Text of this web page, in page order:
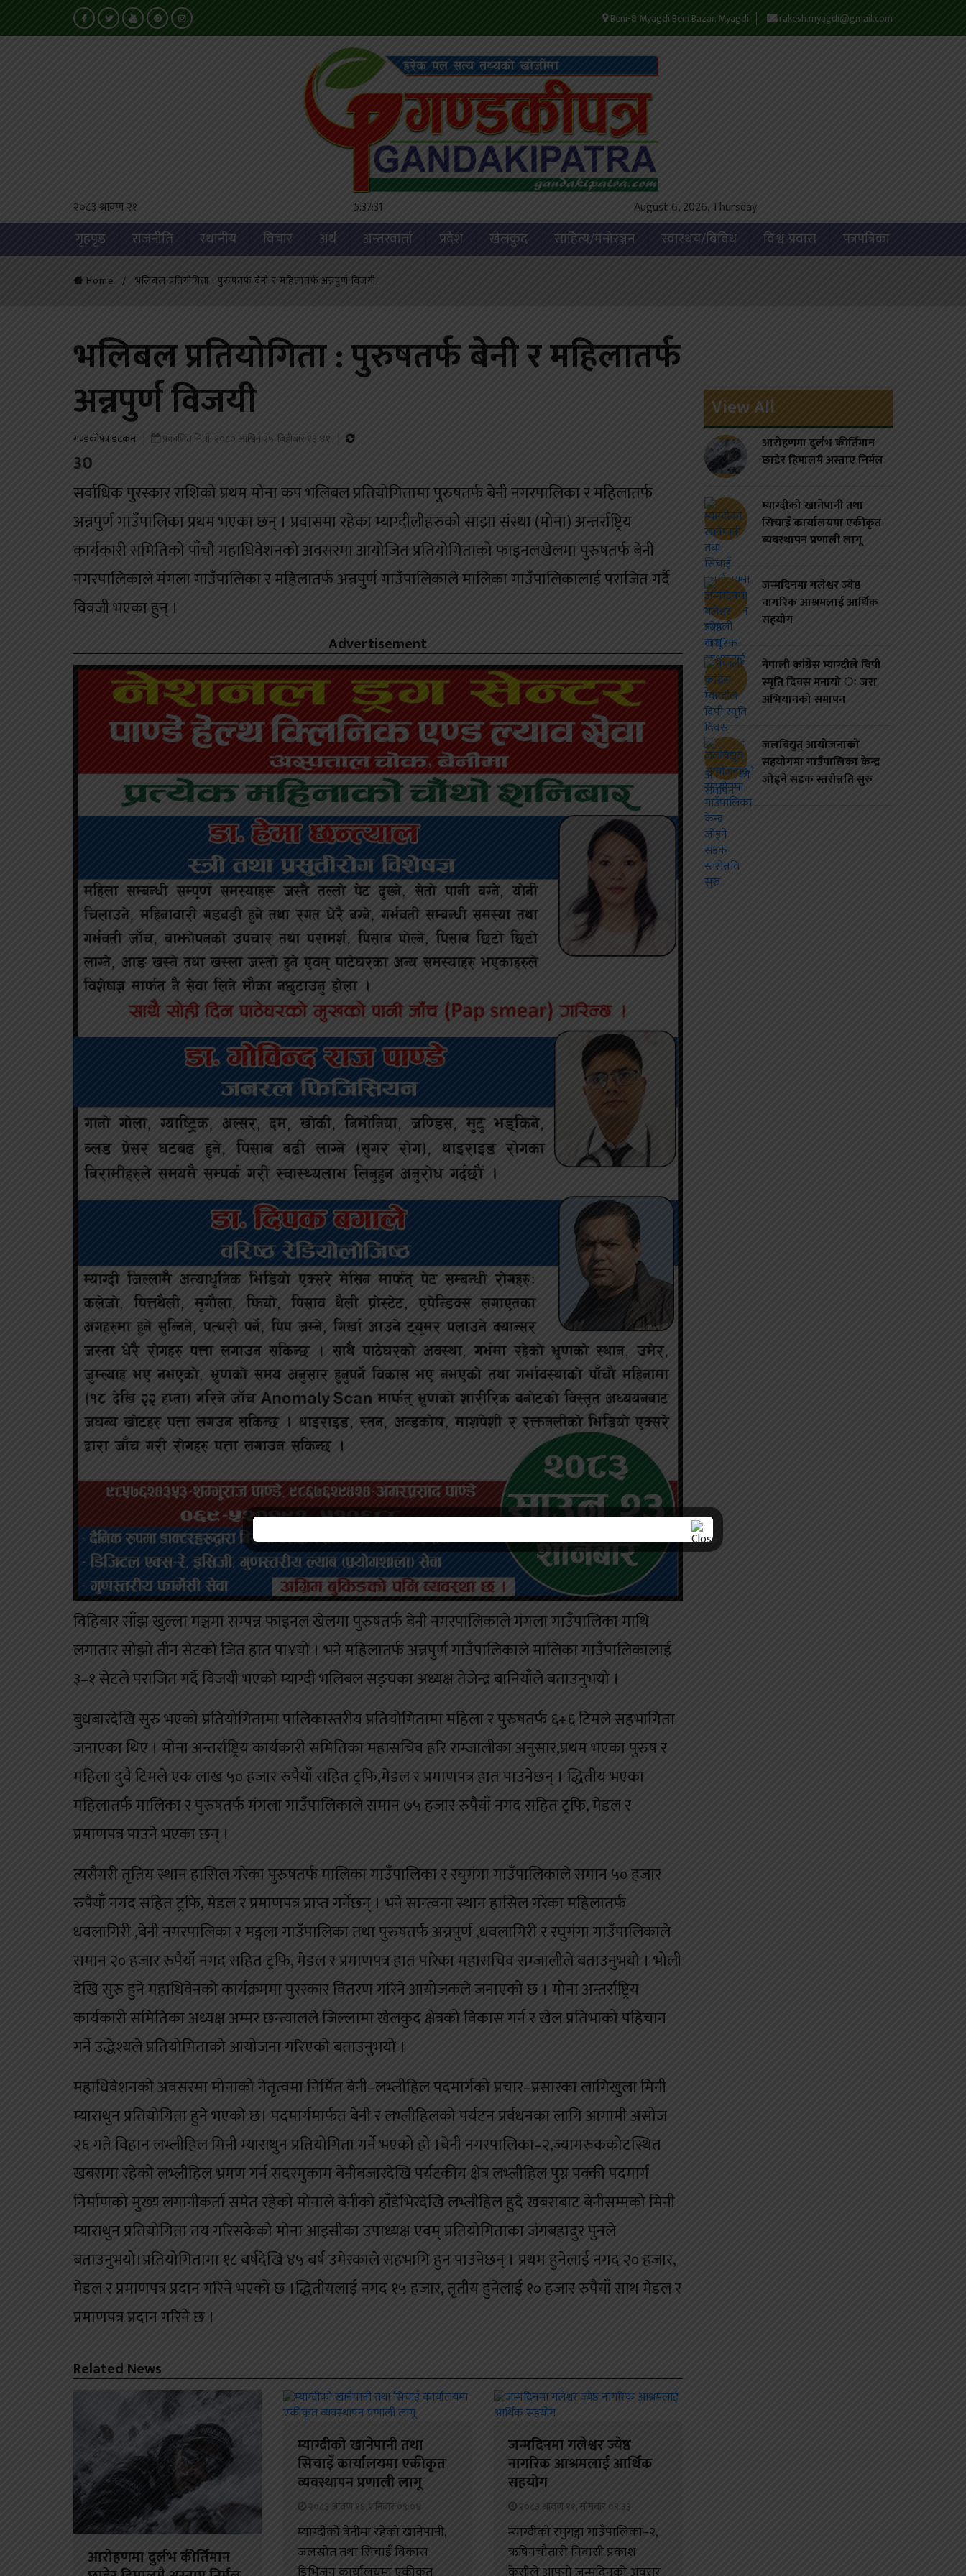
Beni-8 Myagdi Beni Bazar, Myagdi rakesh.myagdi@gmail.com
२०८३ श्रावण २१ 5:37:32 August 6, 2026, Thursday
गृहपृष्ठ राजनीति स्थानीय विचार अर्थ अन्तरवार्ता प्रदेश खेलकुद साहित्य/मनोरञ्जन स्वास्थय/बिबिध विश्व-प्रवास पत्रपत्रिका
Home भलिबल प्रतियोगिता : पुरुषतर्फ बेनी र महिलातर्फ अन्नपुर्ण विजयी
भलिबल प्रतियोगिता : पुरुषतर्फ बेनी र महिलातर्फ
अन्नपुर्ण विजयी
गण्डकीपत्र डटकम प्रकाशित मिती: २०८० आश्विन २५, बिहीबार १३:४१
30
सर्वाधिक पुरस्कार राशिको प्रथम मोना कप भलिबल प्रतियोगितामा पुरुषतर्फ बेनी नगरपालिका र महिलातर्फ
अन्नपुर्ण गाउँपालिका प्रथम भएका छन् । प्रवासमा रहेका म्याग्दीलीहरुको साझा संस्था (मोना) अन्तर्राष्ट्रिय
कार्यकारी समितिको पाँचौ महाधिवेशनको अवसरमा आयोजित प्रतियोगिताको फाइनलखेलमा पुरुषतर्फ बेनी
नगरपालिकाले मंगला गाउँपालिका र महिलातर्फ अन्नपुर्ण गाउँपालिकाले मालिका गाउँपालिकालाई पराजित गर्दै
विवजी भएका हुन् ।
Advertisement
विहिबार साँझ खुल्ला मञ्चमा सम्पन्न फाइनल खेलमा पुरुषतर्फ बेनी नगरपालिकाले मंगला गाउँपालिका माथि
लगातार सोझो तीन सेटको जित हात पा¥यो । भने महिलातर्फ अन्नपुर्ण गाउँपालिकाले मालिका गाउँपालिकालाई
३–१ सेटले पराजित गर्दै विजयी भएको म्याग्दी भलिबल सङ्घका अध्यक्ष तेजेन्द्र बानियाँले बताउनुभयो ।
बुधबारदेखि सुरु भएको प्रतियोगितामा पालिकास्तरीय प्रतियोगितामा महिला र पुरुषतर्फ ६÷६ टिमले सहभागिता
जनाएका थिए । मोना अन्तर्राष्ट्रिय कार्यकारी समितिका महासचिव हरि राम्जालीका अनुसार,प्रथम भएका पुरुष र
महिला दुवै टिमले एक लाख ५० हजार रुपैयाँ सहित ट्रफि,मेडल र प्रमाणपत्र हात पाउनेछन् । द्धितीय भएका
महिलातर्फ मालिका र पुरुषतर्फ मंगला गाउँपालिकाले समान ७५ हजार रुपैयाँ नगद सहित ट्रफि, मेडल र
प्रमाणपत्र पाउने भएका छन् ।
त्यसैगरी तृतिय स्थान हासिल गरेका पुरुषतर्फ मालिका गाउँपालिका र रघुगंगा गाउँपालिकाले समान ५० हजार
रुपैयाँ नगद सहित ट्रफि, मेडल र प्रमाणपत्र प्राप्त गर्नेछन् । भने सान्त्वना स्थान हासिल गरेका महिलातर्फ
धवलागिरी ,बेनी नगरपालिका र मङ्गला गाउँपालिका तथा पुरुषतर्फ अन्नपुर्ण ,धवलागिरी र रघुगंगा गाउँपालिकाले
समान २० हजार रुपैयाँ नगद सहित ट्रफि, मेडल र प्रमाणपत्र हात पारेका महासचिव राम्जालीले बताउनुभयो । भोली
देखि सुरु हुने महाधिवेनको कार्यक्रममा पुरस्कार वितरण गरिने आयोजकले जनाएको छ । मोना अन्तर्राष्ट्रिय
कार्यकारी समितिका अध्यक्ष अम्मर छन्त्यालले जिल्लामा खेलकुद क्षेत्रको विकास गर्न र खेल प्रतिभाको पहिचान
गर्ने उद्धेश्यले प्रतियोगिताको आयोजना गरिएको बताउनुभयो ।
महाधिवेशनको अवसरमा मोनाको नेतृत्वमा निर्मित बेनी–लभ्लीहिल पदमार्गको प्रचार–प्रसारका लागिखुला मिनी
म्याराथुन प्रतियोगिता हुने भएको छ। पदमार्गमार्फत बेनी र लभ्लीहिलको पर्यटन प्रर्वधनका लागि आगामी असोज
२६ गते विहान लभ्लीहिल मिनी म्याराथुन प्रतियोगिता गर्ने भएको हो ।बेनी नगरपालिका–२,ज्यामरुककोटस्थित
खबरामा रहेको लभ्लीहिल भ्रमण गर्न सदरमुकाम बेनीबजारदेखि पर्यटकीय क्षेत्र लभ्लीहिल पुग्न पक्की पदमार्ग
निर्माणको मुख्य लगानीकर्ता समेत रहेको मोनाले बेनीको हाँडेभिरदेखि लभ्लीहिल हुदै खबराबाट बेनीसम्मको मिनी
म्याराथुन प्रतियोगिता तय गरिसकेको मोना आइसीका उपाध्यक्ष एवम् प्रतियोगिताका जंगबहादुर पुनले
बताउनुभयो।प्रतियोगितामा १८ बर्षदेखि ४५ बर्ष उमेरकाले सहभागि हुन पाउनेछन् । प्रथम हुनेलाई नगद २० हजार,
मेडल र प्रमाणपत्र प्रदान गरिने भएको छ ।द्धितीयलाई नगद १५ हजार, तृतीय हुनेलाई १० हजार रुपैयाँ साथ मेडल र
प्रमाणपत्र प्रदान गरिने छ ।
Related News
आरोहणमा दुर्लभ कीर्तिमान
म्याग्दीको खानेपानी तथा
सिचाइँ कार्यालयमा एकीकृत
व्यवस्थापन प्रणाली लागू
२०८३ श्रावण १६, शनिबार ०९:०४
म्याग्दीको बेनीमा रहेको खानेपानी,
जलस्रोत तथा सिचाइँ विकास
जन्मदिनमा गलेश्वर ज्येष्ठ
नागरिक आश्रमलाई आर्थिक
सहयोग
२०८३ श्रावण ११, सोमबार ०९:३३
म्याग्दीको रघुगङ्गा गाउँपालिका–२,
ऋषिनचौतारी निवासी प्रकाश
View All
आरोहणमा दुर्लभ कीर्तिमान
छाडेर हिमालमै अस्ताए निर्मल
म्याग्दीको खानेपानी तथा
सिचाइँ कार्यालयमा एकीकृत
व्यवस्थापन प्रणाली लागू
जन्मदिनमा गलेश्वर ज्येष्ठ
नागरिक आश्रमलाई आर्थिक
सहयोग
नेपाली कांग्रेस म्याग्दीले विपी
स्मृति दिवस मनायो ः जरा
अभियानको समापन
जलविद्युत् आयोजनाको
सहयोगमा गाउँपालिका केन्द्र
जोड्ने सडक स्तरोन्नति सुरु